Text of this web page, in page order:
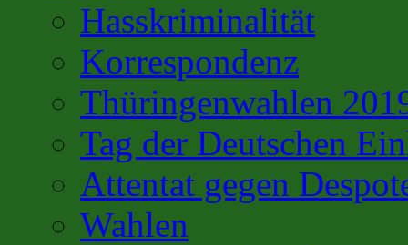
Hasskriminalität
Korrespondenz
Thüringenwahlen
Tag der Deutschen
Attentat gegen
Wahlen